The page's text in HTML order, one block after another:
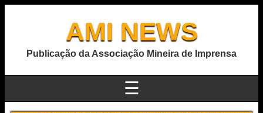
AMI NEWS
Publicação da Associação Mineira de Imprensa
☰